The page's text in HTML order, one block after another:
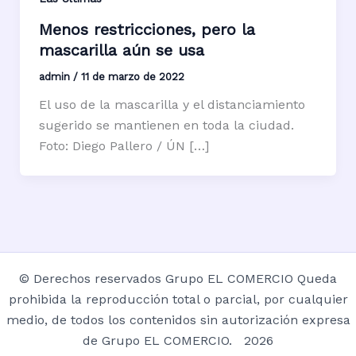
Menos restricciones, pero la
mascarilla aún se usa
admin / 11 de marzo de 2022
El uso de la mascarilla y el distanciamiento
sugerido se mantienen en toda la ciudad.
Foto: Diego Pallero / ÚN […]
© Derechos reservados Grupo EL COMERCIO Queda
prohibida la reproducción total o parcial, por cualquier
medio, de todos los contenidos sin autorización expresa
de Grupo EL COMERCIO. 2026